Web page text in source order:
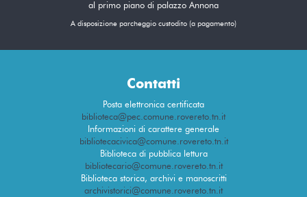
al primo piano di palazzo Annona
A disposizione parcheggio custodito (a pagamento)
Contatti
Posta elettronica certificata
biblioteca@pec.comune.rovereto.tn.it
Informazioni di carattere generale
bibliotecacivica@comune.rovereto.tn.it
Biblioteca di pubblica lettura
bibliotecario@comune.rovereto.tn.it
Biblioteca storica, archivi e manoscritti
archivistorici@comune.rovereto.tn.it